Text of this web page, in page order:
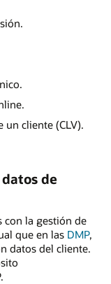
cliente (CLV).
de
con la gestión de
que en las DMP,
datos del cliente.